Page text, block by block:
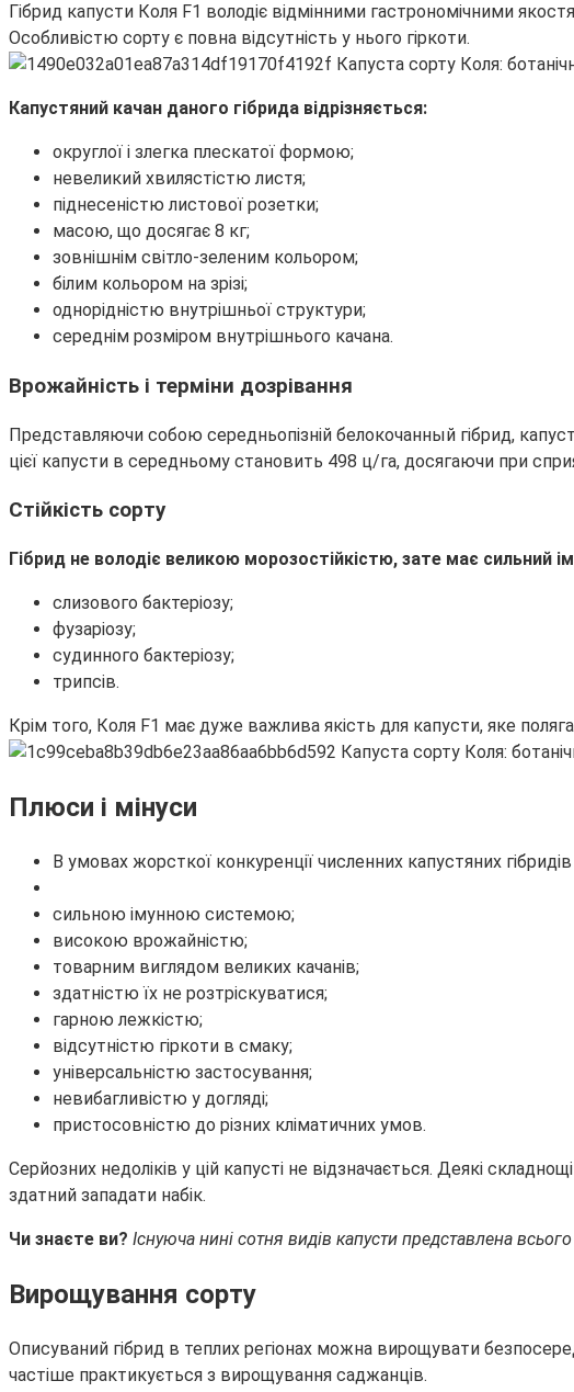
Гібрид капусти Коля F1 володіє відмінними гастрономічними
Особливістю сорту є повна відсутність у нього гіркоти.
Капустяний качан даного гібрида відрізняється:
округлої і злегка плескатої формою;
невеликий хвилястістю листя;
піднесеністю листової розетки;
масою, що досягає 8 кг;
зовнішнім світло-зеленим кольором;
білим кольором на зрізі;
однорідністю внутрішньої структури;
середнім розміром внутрішнього качана.
Врожайність і терміни дозрівання
Представляючи собою середньопізній белокочанный гібрид,
цієї капусти в середньому становить 498 ц/га, досягаючи при
Стійкість сорту
Гібрид не володіє великою морозостійкістю, зате має сильний
слизового бактеріозу;
фузаріозу;
судинного бактеріозу;
трипсів.
Крім того, Коля F1 має дуже важлива якість для капусти, яке
Плюси і мінуси
В умовах жорсткої конкуренції численних капустяних гібридів
сильною імунною системою;
високою врожайністю;
товарним виглядом великих качанів;
здатністю їх не розтріскуватися;
гарною лежкістю;
відсутністю гіркоти в смаку;
універсальністю застосування;
невибагливістю у догляді;
пристосовністю до різних кліматичних умов.
Серйозних недоліків у цій капусті не відзначається. Деякі
здатний западати набік.
Чи знаєте ви? Існуюча нині сотня видів капусти представлена
Вирощування сорту
Описуваний гібрид в теплих регіонах можна вирощувати
частіше практикується з вирощування саджанців.